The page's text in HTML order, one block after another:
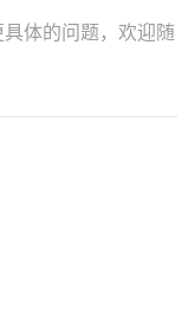
体的问题，欢迎随